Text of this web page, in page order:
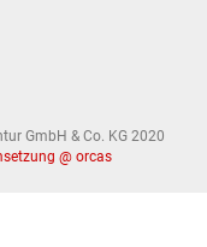
GmbH & Co. KG 2020
@ orcas